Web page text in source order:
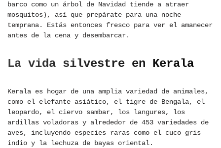
barco como un árbol de Navidad tiende a atraer
mosquitos), así que prepárate para una noche
temprana. Estás entonces fresco para ver el amanecer
antes de la cena y desembarcar.
La vida silvestre en Kerala
Kerala es hogar de una amplia variedad de animales,
como el elefante asiático, el tigre de Bengala, el
leopardo, el ciervo sambar, los langures, los
ardillas voladoras y alrededor de 453 variedades de
aves, incluyendo especies raras como el cuco gris
indio y la lechuza de bayas oriental.